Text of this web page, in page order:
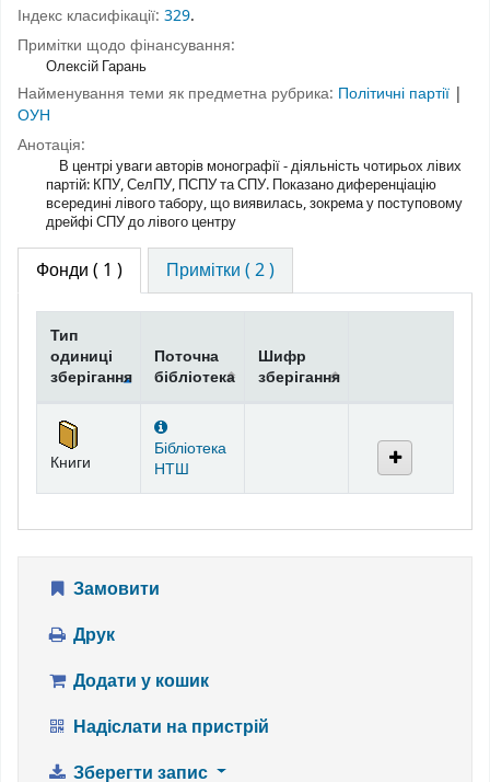
Індекс класифікації: 329.
Примітки щодо фінансування:
Олексій Гарань
Найменування теми як предметна рубрика: Політичні партії |
ОУН
Анотація:
В центрі уваги авторів монографії - діяльність чотирьох лівих
партій: КПУ, СелПУ, ПСПУ та СПУ. Показано диференціацію
всередині лівого табору, що виявилась, зокрема у поступовому
дрейфі СПУ до лівого центру
Фонди ( 1 ) Примітки ( 2 )
Тип
одиниці
зберігання
Поточна
бібліотека
Шифр
зберігання
Книги
Бібліотека
НТШ
Замовити
Друк
Додати у кошик
Надіслати на пристрій
Зберегти запис